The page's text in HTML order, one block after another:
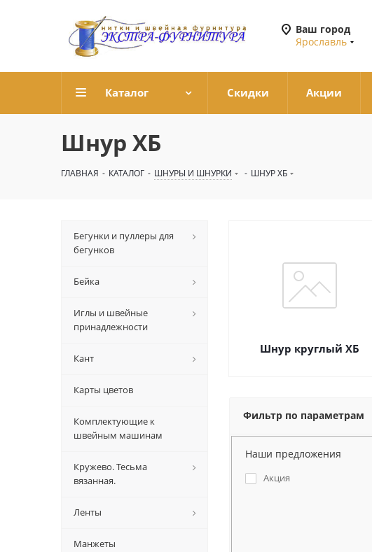
Ваш город
Ярославль
Каталог Скидки Акции
Шнур ХБ
ГЛАВНАЯ - КАТАЛОГ - ШНУРЫ И ШНУРКИ - ШНУР ХБ
Шнур круглый ХБ
Фильтр по параметрам
Наши предложения
Акция
Бегунки и пуллеры для
бегунков
Бейка
Иглы и швейные
принадлежности
Кант
Карты цветов
Комплектующие к
швейным машинам
Кружево. Тесьма
вязанная.
Ленты
Манжеты